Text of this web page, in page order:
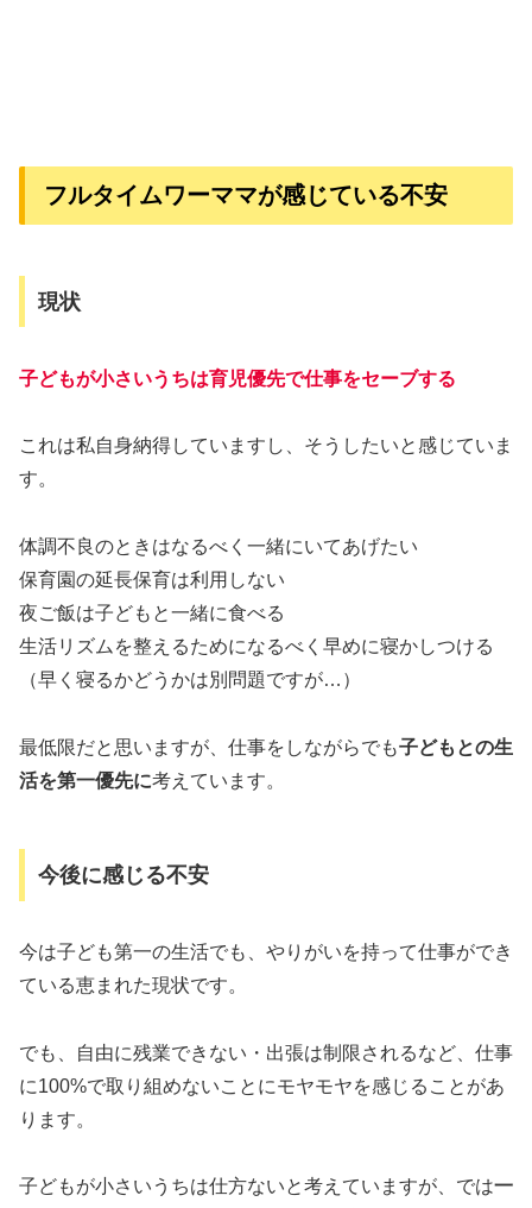
フルタイムワーママが感じている不安
現状
子どもが小さいうちは育児優先で仕事をセーブする
これは私自身納得していますし、そうしたいと感じていま
す。
体調不良のときはなるべく一緒にいてあげたい
保育園の延長保育は利用しない
夜ご飯は子どもと一緒に食べる
生活リズムを整えるためになるべく早めに寝かしつける
（早く寝るかどうかは別問題ですが…）
最低限だと思いますが、仕事をしながらでも子どもとの生
活を第一優先に考えています。
今後に感じる不安
今は子ども第一の生活でも、やりがいを持って仕事ができ
ている恵まれた現状です。
でも、自由に残業できない・出張は制限されるなど、仕事
に100%で取り組めないことにモヤモヤを感じることがあ
ります。
子どもが小さいうちは仕方ないと考えていますが、では一